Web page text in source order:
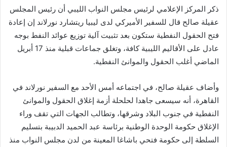
ذكر المركز الإعلامي لرئيس مجلس النواب الليبي أن رئيس المجلس
عقيلة صالح قال للسفير الأميركي لدى ليبيا ريتشارد نورلاند إن إعادة
فتح الحقول النفطية ستكون بعد تثبيت آلية توزيع عوائد النفط بوجه
عادل على الأقاليم الليبية كافة، وتغلق جماعات قبلية منذ 17 أبريل
الماضي أغلب الحقول والموانئ النفطية.
وأضاف عقيلة صالح، في اجتماعه أمس الأحد مع السفير نورلاند في
القاهرة، أنه سيسعى جاهدا لحلحلة أزمة إغلاق الحقول والموانئ
النفطية في جنوب البلاد وشرقها، وتطالب الجهات التي تقف وراء
الإغلاق حكومة الوحدة الوطنية برئاسة عبد الحميد الدبيبة بتسليم
السلطة إلى حكومة فتحي باشاغا المعينة من لدن مجلس النواب منذ